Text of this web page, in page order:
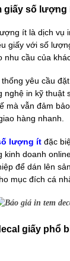
giấy số lượng
ít là dịch vụ
giấy với số
nhu cầu của
yêu cầu
nghệ in kỹ thuật
mà vẫn đảm
hàng nhanh.
lượng ít đặc
kinh doanh
để dán lên
mục đích cá
giấy phổ